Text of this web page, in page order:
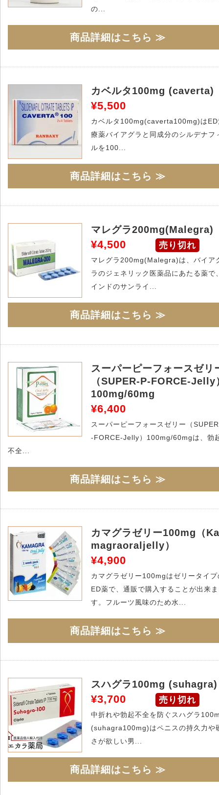
の...
商品詳細はこちら ≫
カベルタ100mg (caverta)
¥5,500
カベルタ100mg(caverta100mg)はED
療薬バイアグラと同成分のシルデナフ
ルを100...
商品詳細はこちら ≫
マレグラ200mg(Malegra)
¥4,500 売り切れ
マレグラ200mg(Malegra)は、バイア
ラのジェネリック医薬品にあたる薬で
インドのサンライ...
商品詳細はこちら ≫
スーパーピーフォースゼリ
（SUPER-P-FORCE-Jelly
100mg/60mg
¥6,400
スーパーピーフォースゼリー（
-FORCE-Jelly）100mg/60mgは、勃
不全...
商品詳細はこちら ≫
カマグラゼリー100mg（Ka
magraoraljelly）
¥4,900
カマグラゼリー100mgはゼリータイプ
ED薬で、通販で購入することが出来ま
す。フルーツ風味のため水...
商品詳細はこちら ≫
スハグラ100mg (suhagra)
¥3,700 売り切れ
中折れや勃起不全を防ぐスハグラ
(suhagra100mg)はペニスの持久力や
さが欲しい男...
商品詳細はこちら ≫